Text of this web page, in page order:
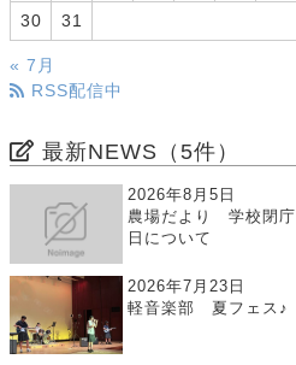
30 31
« 7月
RSS配信中
最新NEWS（5件）
2026年8月5日
農場だより 学校閉庁
日について
2026年7月23日
軽音楽部 夏フェス♪